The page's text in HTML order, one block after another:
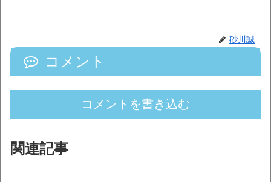
砂川誠
コメント
コメントを書き込む
関連記事